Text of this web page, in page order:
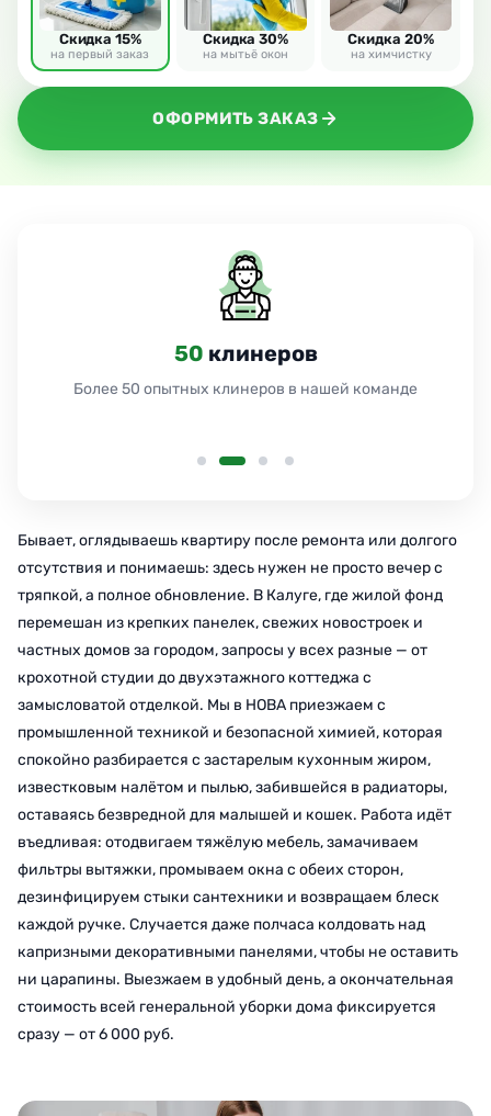
ОФОРМИТЬ ЗАКАЗ
Скидка 15%
на первый заказ
Скидка 30%
на мытьё окон
Скидка 20%
на химчистку
50 клинеров
Более 50 опытных клинеров в нашей команде
Бывает, оглядываешь квартиру после ремонта или долгого
отсутствия и понимаешь: здесь нужен не просто вечер с
тряпкой, а полное обновление. В Калуге, где жилой фонд
перемешан из крепких панелек, свежих новостроек и
частных домов за городом, запросы у всех разные — от
крохотной студии до двухэтажного коттеджа с
замысловатой отделкой. Мы в НОВА приезжаем с
промышленной техникой и безопасной химией, которая
спокойно разбирается с застарелым кухонным жиром,
известковым налётом и пылью, забившейся в радиаторы,
оставаясь безвредной для малышей и кошек. Работа идёт
въедливая: отодвигаем тяжёлую мебель, замачиваем
фильтры вытяжки, промываем окна с обеих сторон,
дезинфицируем стыки сантехники и возвращаем блеск
каждой ручке. Случается даже полчаса колдовать над
капризными декоративными панелями, чтобы не оставить
ни царапины. Выезжаем в удобный день, а окончательная
стоимость всей генеральной уборки дома фиксируется
сразу — от 6 000 руб.